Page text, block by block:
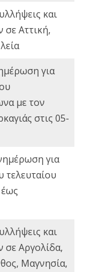
και
σε Αττική,
για
με τον
στις 05-
για
τελευταίου
και
σε Αργολίδα,
Μαγνησία,